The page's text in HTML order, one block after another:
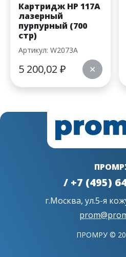
Картридж HP 117A
лазерный
пурпурный (700
стр)
Артикул: W2073A
5 200,02 ₽ ✕
/ +7 (495)
г.Москва, ул.5-я
ПРОМРУ ©